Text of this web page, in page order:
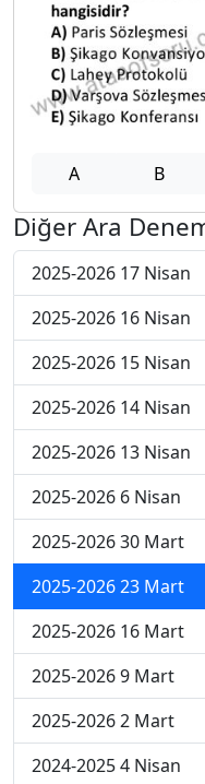
A B
Diğer Ara
2025-2026 17 Nisan
2025-2026 16 Nisan
2025-2026 15 Nisan
2025-2026 14 Nisan
2025-2026 13 Nisan
2025-2026 6 Nisan
2025-2026 30 Mart
2025-2026 23 Mart
2025-2026 16 Mart
2025-2026 9 Mart
2025-2026 2 Mart
2024-2025 4 Nisan